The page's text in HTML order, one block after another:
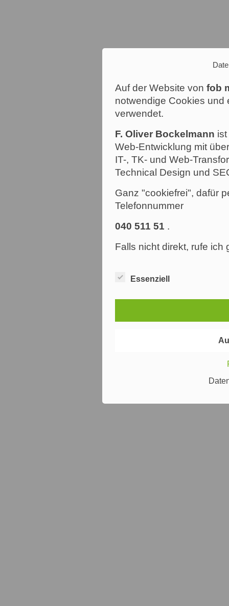
Auf der Website von fob
notwendige Cookies und
verwendet.
F. Oliver Bockelmann
Web-Entwicklung mit
IT-, TK- und Web-
Technical Design und
Ganz "cookiefrei", dafür
Telefonnummer
040 511 51 .
Falls nicht direkt, rufe ich
Essenziell